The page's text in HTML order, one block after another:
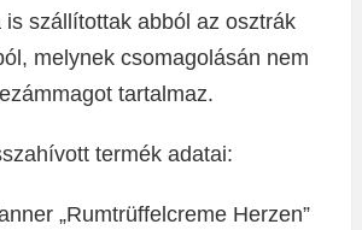
is szállítottak abból az osztrák
melynek csomagolásán nem
tartalmaz.
termék adatai:
„Rumtrüffelcreme Herzen”